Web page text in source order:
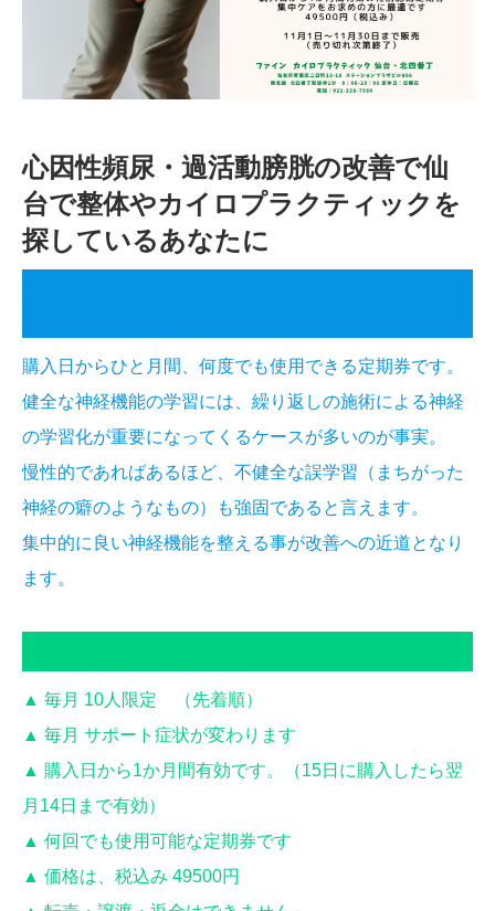
心因性頻尿・過活動膀胱の改善で仙
台で整体やカイロプラクティックを
探しているあなたに
購入日からひと月間、何度でも使用できる定期券です。
健全な神経機能の学習には、繰り返しの施術による神経
の学習化が重要になってくるケースが多いのが事実。
慢性的であればあるほど、不健全な誤学習（まちがった
神経の癖のようなもの）も強固であると言えます。
集中的に良い神経機能を整える事が改善への近道となり
ます。
▲ 毎月 10人限定 （先着順）
▲ 毎月 サポート症状が変わります
▲ 購入日から1か月間有効です。（15日に購入したら翌
月14日まで有効）
▲ 何回でも使用可能な定期券です
▲ 価格は、税込み 49500円